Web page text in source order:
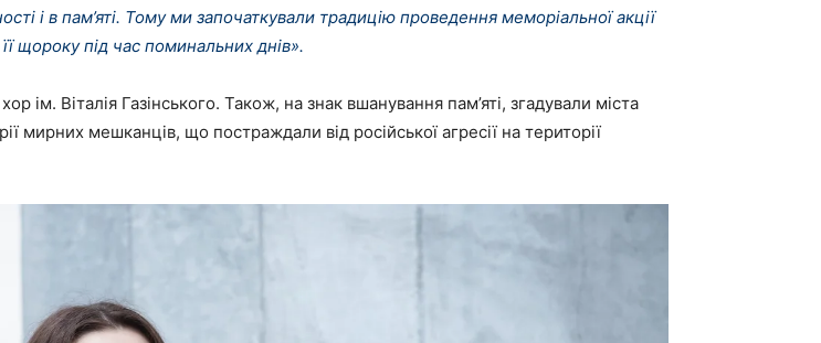
і в пам’яті. Тому ми започаткували традицію проведення меморіальної акції
щороку під час поминальних днів».
ім. Віталія Газінського. Також, на знак вшанування пам’яті, згадували міста
мирних мешканців, що постраждали від російської агресії на території